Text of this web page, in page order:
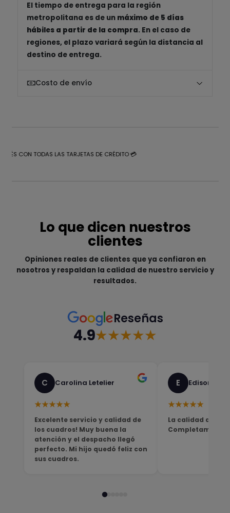
El tiempo de entrega para la región
metropolitana es de un máximo de 5 días
hábiles a partir de la compra. En el caso de
regiones, el plazo variará según la distancia al
destino de entrega.
Costo de envío
CON TODAS LAS TARJETAS DE CRÉDITO 💳
Lo que dicen nuestros
clientes
Opiniones reales de clientes que ya confiaron en
nosotros y respaldan la calidad de nuestro servicio y
resultados.
Reseñas
4.9★★★★★
C Carolina Letelier
★★★★★
Excelente servicio y calidad de
los cuadros! Muy buena la
atención y el despacho llegó
perfecto. Mi hijo quedó feliz con
sus cuadros.
E Edison
★★★★★
La calidad del
Completamente